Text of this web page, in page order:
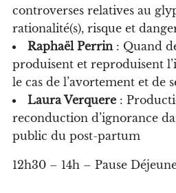
controverses relatives au
rationalité(s), risque et
Raphaël Perrin: Quand
produisent et reproduisent
le cas de l’avortement et de
Laura Verquere :
reconduction d’ignorance
public du post-partum
12h30 – 14h – Pause